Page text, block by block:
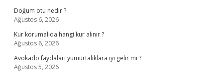
Doğum otu nedir ?
Ağustos 6, 2026
Kur korumalıda hangi kur alınır ?
Ağustos 6, 2026
Avokado faydaları yumurtalıklara iyi gelir mi ?
Ağustos 5, 2026